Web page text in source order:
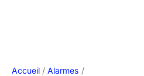
Accueil
Alarmes